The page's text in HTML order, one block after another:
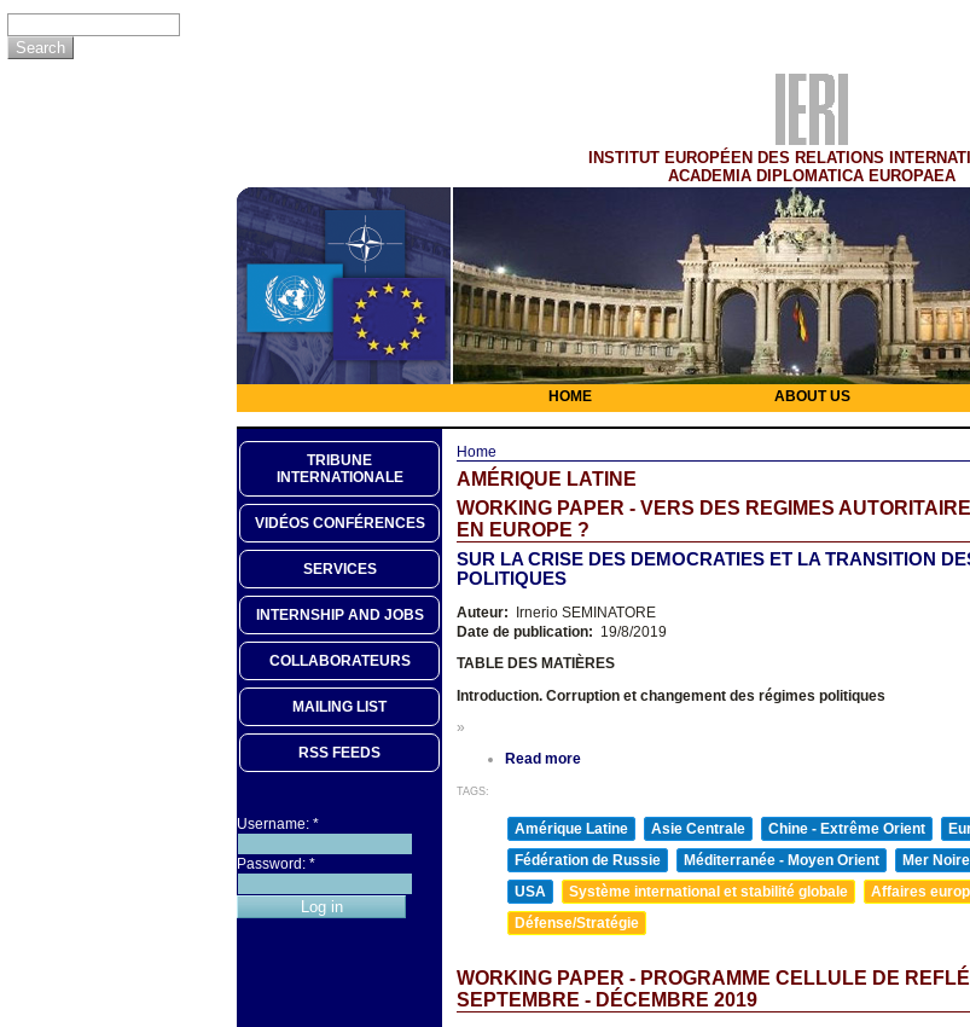
INSTITUT EUROPÉEN DES RELATIONS
ACADEMIA DIPLOMATICA EUROPAEA
HOME ABOUT US
TRIBUNE
INTERNATIONALE
VIDÉOS CONFÉRENCES
SERVICES
INTERNSHIP AND JOBS
COLLABORATEURS
MAILING LIST
RSS FEEDS
Username: *
Password: *
Home
AMÉRIQUE LATINE
WORKING PAPER - VERS DES REGIMES
EN EUROPE ?
SUR LA CRISE DES DEMOCRATIES ET LA TRANSITION
POLITIQUES
Auteur: Irnerio SEMINATORE
Date de publication: 19/8/2019
TABLE DES MATIÈRES
Introduction. Corruption et changement des régimes politiques
»
Read more
TAGS:
Amérique Latine Asie Centrale Chine - Extrême Orient
Fédération de Russie
Méditerranée - Moyen Orient
Mer
USA
Système international et stabilité globale
Affaires
Défense/Stratégie
WORKING PAPER - PROGRAMME CELLULE DE
SEPTEMBRE - DÉCEMBRE 2019